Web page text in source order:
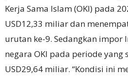
Kerja Sama Islam (OKI) pada
USD12,33 miliar dan
urutan ke-9. Sedangkan impor
negara OKI pada periode yang
USD29,64 miliar. “Kondisi ini